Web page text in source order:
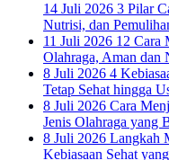
14 Juli 2026 3 Pilar
Nutrisi, dan
11 Juli 2026 12 Cara
Olahraga, Aman dan
8 Juli 2026 4
Tetap Sehat hingga
8 Juli 2026 Cara
Jenis Olahraga yang
8 Juli 2026 Langkah
Kebiasaan Sehat